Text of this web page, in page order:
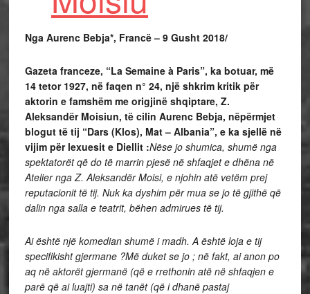
Nga Aurenc Bebja*, Francë – 9 Gusht 2018/
Gazeta franceze, “La Semaine à Paris”, ka botuar, më
14 tetor 1927, në faqen n° 24, një shkrim kritik për
aktorin e famshëm me origjinë shqiptare, Z.
Aleksandër Moisiun, të cilin Aurenc Bebja, nëpërmjet
blogut të tij “Dars(Klos), Mat – Albania”, e ka sjellë në
vijim për lexuesit e Diellit :Nëse jo shumica, shumë nga
spektatorët që do të marrin pjesë në shfaqjet e dhëna në
Atelier nga Z. Aleksandër Moisi, e njohin atë vetëm prej
reputacionit të tij. Nuk ka dyshim për mua se jo të gjithë që
dalin nga salla e teatrit, bëhen admirues të tij.
Ai është një komedian shumë i madh. A është loja e tij
specifikisht gjermane ?Më duket se jo ; në fakt, ai anon po
aq në aktorët gjermanë (që e rrethonin atë në shfaqjen e
parë që ai luajti) sa në tanët (që i dhanë pastaj